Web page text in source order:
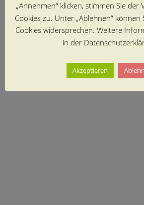
„Annehmen“ klicken, stimmen Sie der
Cookies zu. Unter „Ablehnen“ können
Cookies widersprechen. Weitere
in der
Akzeptieren